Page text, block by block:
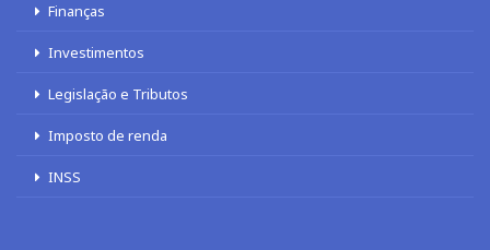
Finanças
Investimentos
Legislação e Tributos
Imposto de renda
INSS